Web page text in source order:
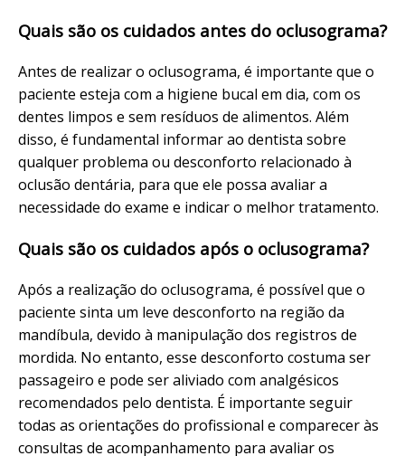
Quais são os cuidados antes do oclusograma?
Antes de realizar o oclusograma, é importante que o
paciente esteja com a higiene bucal em dia, com os
dentes limpos e sem resíduos de alimentos. Além
disso, é fundamental informar ao dentista sobre
qualquer problema ou desconforto relacionado à
oclusão dentária, para que ele possa avaliar a
necessidade do exame e indicar o melhor tratamento.
Quais são os cuidados após o oclusograma?
Após a realização do oclusograma, é possível que o
paciente sinta um leve desconforto na região da
mandíbula, devido à manipulação dos registros de
mordida. No entanto, esse desconforto costuma ser
passageiro e pode ser aliviado com analgésicos
recomendados pelo dentista. É importante seguir
todas as orientações do profissional e comparecer às
consultas de acompanhamento para avaliar os